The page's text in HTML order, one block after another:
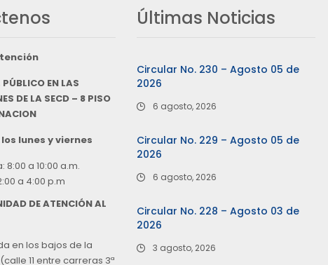
EN LAS
DE LA SECD – 8 PISO
lunes y viernes
8:00 a 10:00 a.m.
a 4:00 p.m
DE ATENCIÓN AL
en los bajos de la
11 entre carreras 3ª
Últimas Noticias
Circular No. 230 – Agosto 05 de
2026
6 agosto, 2026
Circular No. 229 – Agosto 05 de
2026
6 agosto, 2026
Circular No. 228 – Agosto 03 de
2026
3 agosto, 2026